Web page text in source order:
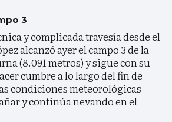
3
y complicada travesía desde el
alcanzó ayer el campo 3 de la
(8.091 metros) y sigue con su
cumbre a lo largo del fin de
condiciones meteorológicas
y continúa nevando en el